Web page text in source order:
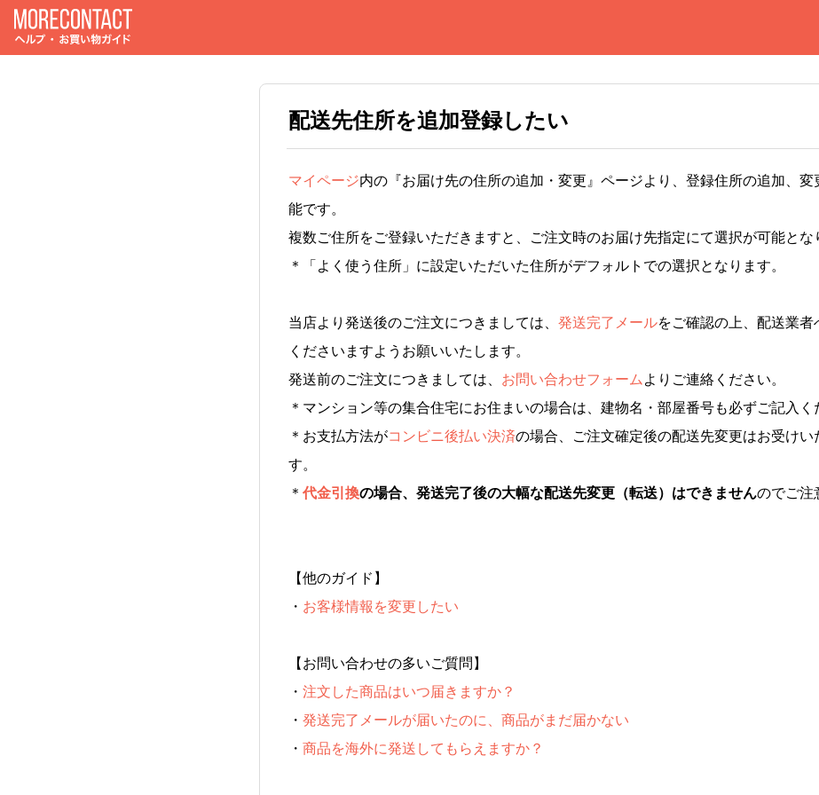
配送先住所を追加登録したい
マイページ内の『お届け先の住所の追加・変更』ページより、登録住所の追加、変
能です。
複数ご住所をご登録いただきますと、ご注文時のお届け先指定にて選択が可能とな
＊「よく使う住所」に設定いただいた住所がデフォルトでの選択となります。
当店より発送後のご注文につきましては、 発送完了メールをご確認の上、配送業者
くださいますようお願いいたします。
発送前のご注文につきましては、 お問い合わせフォーム よりご連絡ください。
＊マンション等の集合住宅にお住まいの場合は、建物名・部屋番号も必ずご記入く
＊お支払方法がコンビニ後払い決済の場合、ご注文確定後の配送先変更はお受けい
す。
＊ 代金引換の場合、発送完了後の大幅な配送先変更（転送）はできませんのでご注
【他のガイド】
・ お客様情報を変更したい
【お問い合わせの多いご質問】
・ 注文した商品はいつ届きますか？
・ 発送完了メールが届いたのに、商品がまだ届かない
・ 商品を海外に発送してもらえますか？